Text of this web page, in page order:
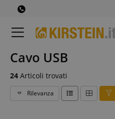
Cavo USB
24 Articoli trovati
Rilevanza